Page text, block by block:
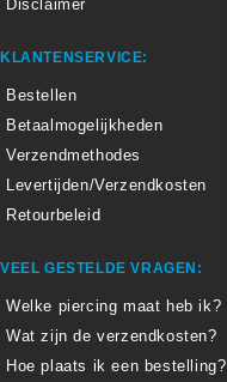
Disclaimer
KLANTENSERVICE:
Bestellen
Betaalmogelijkheden
Verzendmethodes
Levertijden/Verzendkosten
Retourbeleid
VEEL GESTELDE VRAGEN:
Welke piercing maat heb ik?
Wat zijn de verzendkosten?
Hoe plaats ik een bestelling?